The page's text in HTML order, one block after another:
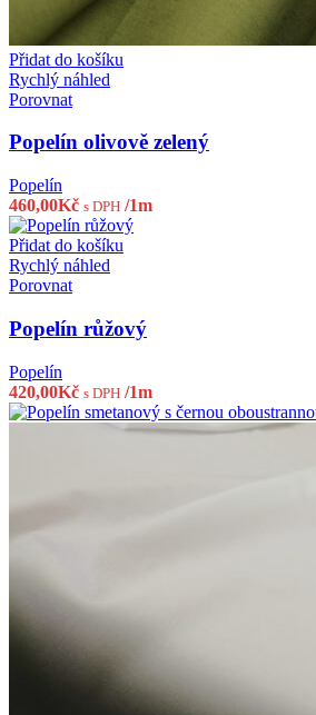
Přidat do košíku
Rychlý náhled
Porovnat
Popelín olivově zelený
Popelín
460,00Kč s DPH /1m
Přidat do košíku
Rychlý náhled
Porovnat
Popelín růžový
Popelín
420,00Kč s DPH /1m